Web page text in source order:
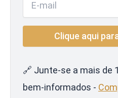
🔗 Junte-se a mais de
bem-informados -